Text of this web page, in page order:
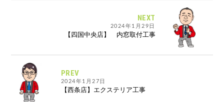
PREV
2024年1月27日
【西条店】エクステリア工事
NEXT
2024年1月29日
【四国中央店】 内窓取付工事